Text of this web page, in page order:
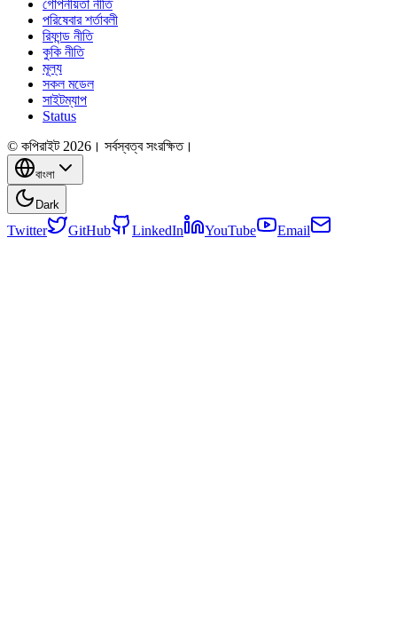
গোপনীয়তা নীতি
পরিষেবার শর্তাবলী
রিফান্ড নীতি
কুকি নীতি
মূল্য
সকল মডেল
সাইটম্যাপ
Status
© কপিরাইট 2026। সর্বস্বত্ব সংরক্ষিত।
বাংলা
Dark
Twitter GitHub LinkedIn YouTube Email